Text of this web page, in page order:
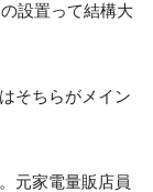
設置って結構大
そちらがメイン
元家電量販店員